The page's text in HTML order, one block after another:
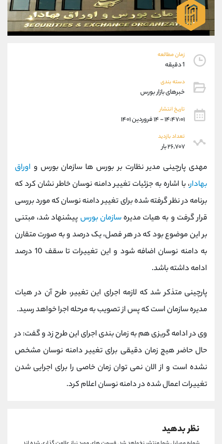
زمان مطالعه
1 دقیقه
دسته بندی
خبرهای بازار بورس
تاریخ انتشار
۱۴:۴۷:۰۱ - ۱۴ فروردین ۱۴۰۱
تعداد بازدید
۲۶,۷۰۷ بار
مهدی پارچینی مدیر نظارت بر بورس ها سازمان بورس و اوراق
بهادار، با اشاره به جزئیات تغییر دامنه نوسان خاطر نشان کرد که
برنامه در نظر گرفته شده برای تغییر دامنه نوسان که مورد بررسی
قرار گرفت و به هیات مدیرهسازمان بورس پیشنهاد شد، مبتنی
بر این موضوع بود که در هر فصل، یک درصد و به صورت متقارن
به دامنه نوسان اضافه شود و این تغییرات تا سقف 10 درصد
ادامه داشته باشد.
پارچینی متذکر شد که لازمه اجرای این تغییر، طرح آن در هیات
مدیره سازمان است که پس از تصویب به مرحله اجرا خواهد رسید.
وی در ادامه گریزی هم به زمان بندی اجرای این طرح زد و گفت: در
حال حاضر هیچ زمان دقیقی برای تغییر دامنه نوسان مشخص
نشده است و از الان نمی توان زمان خاصی را برای اجرایی شدن
تغییرات اعمال شده در دامنه نوسان اعلام کرد.
نظر بدهید
09304891085
واتساپ شروع گفتگو
تلگرام @Armteam_admin_103
پشتیبان فروش
موبایل
واتساپ
تلگرام
داخلی
اطلاعات تماس (دفتر فروش)
021-22021030
بدون پیش شماره 90001030
اینستاگرام @alireza.mehrabii
کانال تلگرام @alirezamehrabi_com